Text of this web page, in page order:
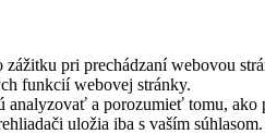
pri prechádzaní webovou
funkcií webovej stránky.
analyzovať a porozumieť tomu,
uložia iba s vaším